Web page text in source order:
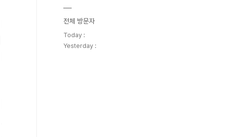
전체 방문자
Today :
Yesterday :